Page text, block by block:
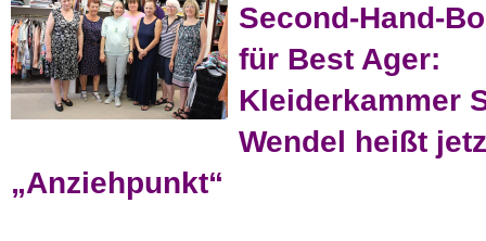
Second-Hand-
für Best Ager:
Kleiderkammer
Wendel heißt
„Anziehpunkt“